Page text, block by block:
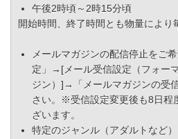
午後2時頃～2時15分頃
開始時間、終了時間とも物量により
メールマガジンの配信停止をご
定」→[メール受信設定（フォー
ジン）]→「メールマガジンの受
さい。※受信設定変更後も8日程
ざいます。
特定のジャンル（アダルトなど